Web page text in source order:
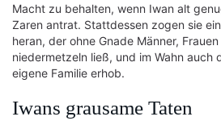
Macht zu behalten, wenn Iwan alt
Zaren antrat. Stattdessen zogen sie
heran, der ohne Gnade Männer,
niedermetzeln ließ, und im Wahn auch
eigene Familie erhob.
Iwans grausame Taten